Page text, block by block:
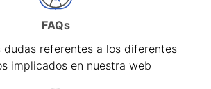
FAQs
dudas referentes a los diferentes
implicados en nuestra web